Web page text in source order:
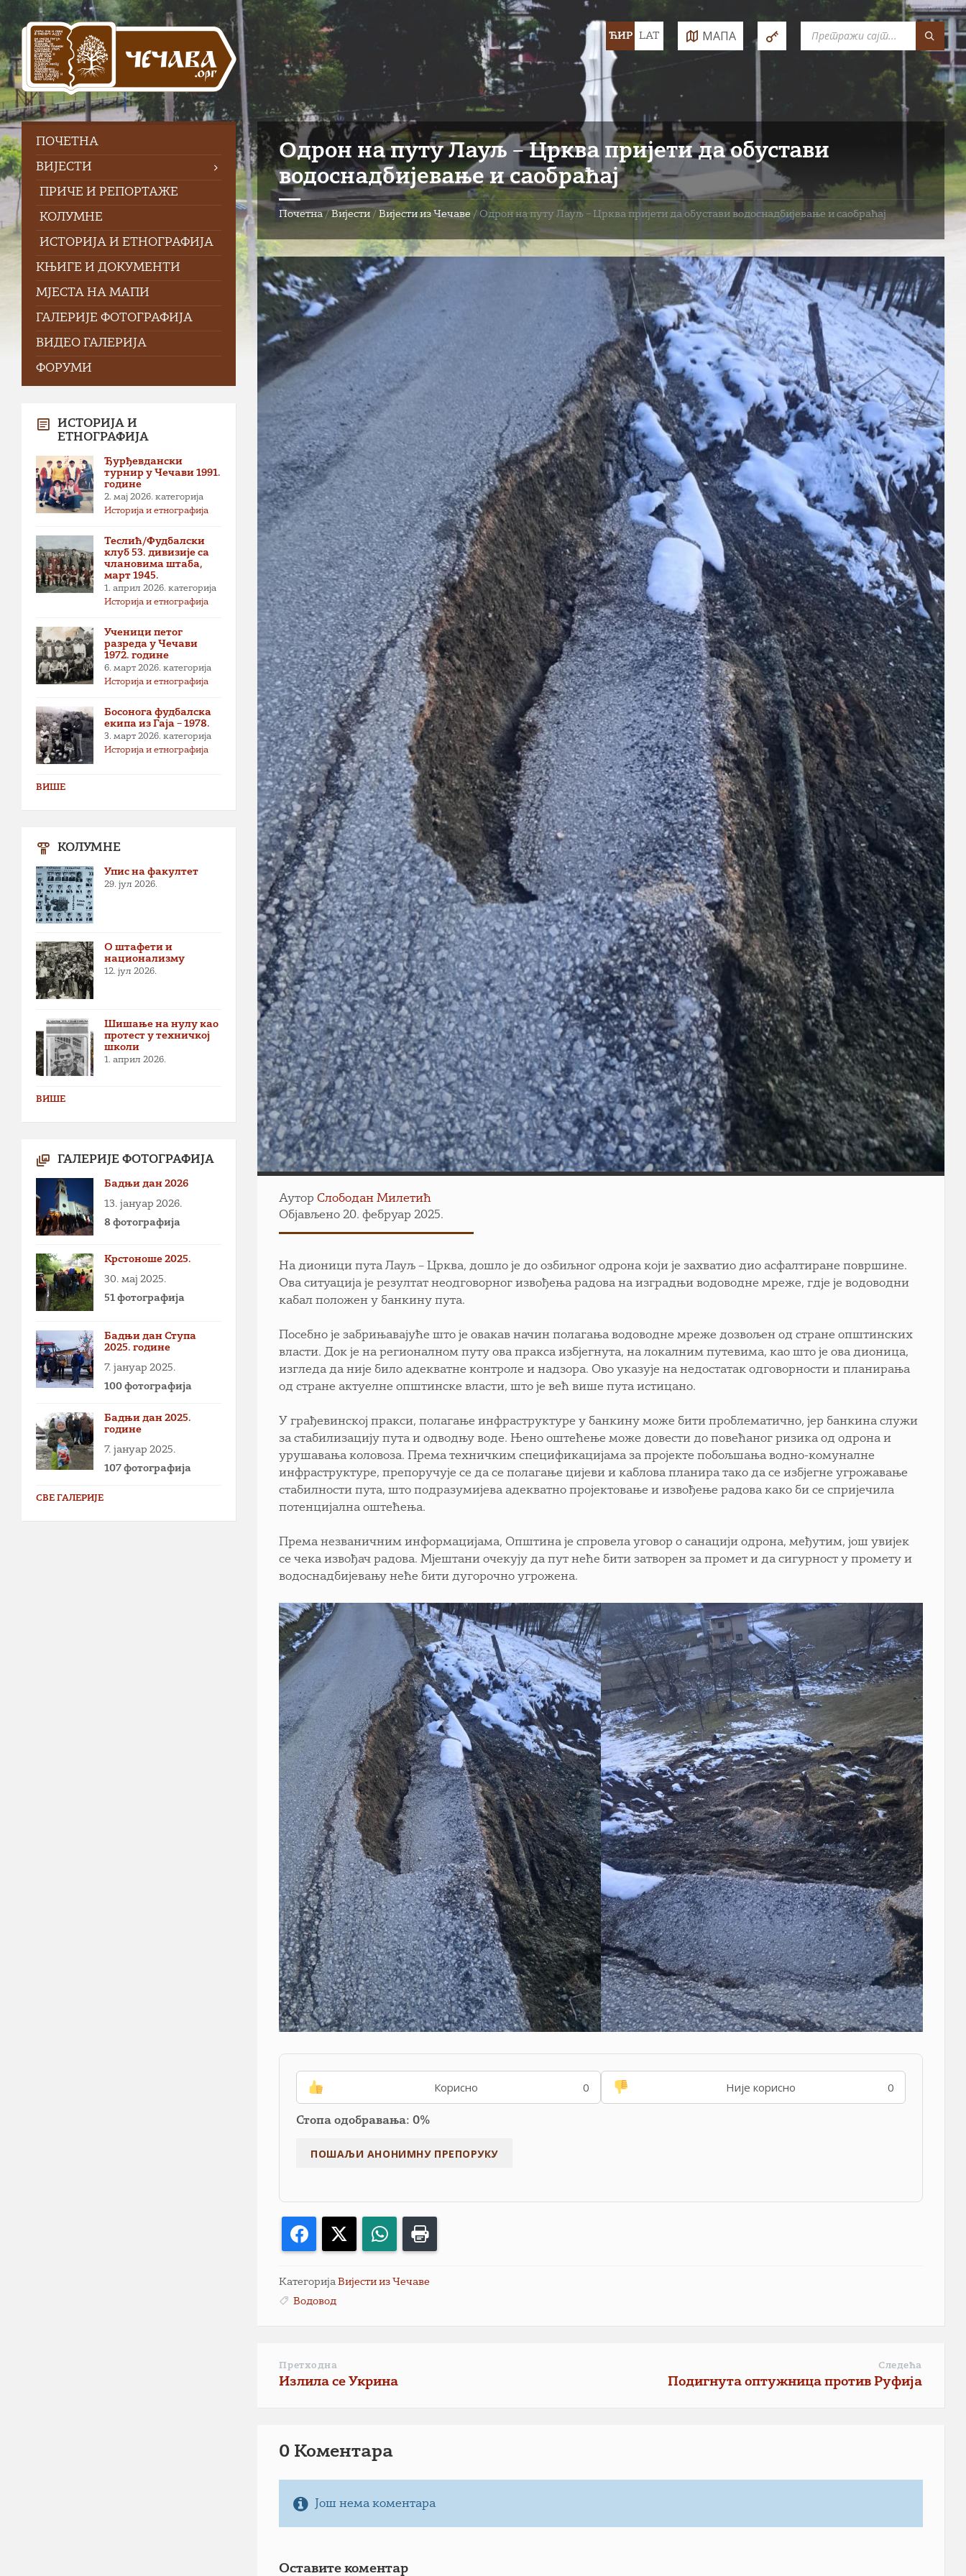
Skip
content
Skip
left
sidebar
Skip
footer
Choose
language:
ЋИР LAT МАПА
Одрон на путу Лауљ – Црква пријети да обустави
водоснадбијевање и саобраћај
Почетна/Вијести /Вијести из Чечаве /Одрон на путу Лауљ – Црква пријети да обустави водоснадбијевање и саобраћај
АуторСлободан Милетић
Објављено 20. фебруар 2025.
На дионици пута Лауљ – Црква, дошло је до озбиљног одрона који је захватио дио асфалтиране површине.
Ова ситуација је резултат неодговорног извођења радова на изградњи водоводне мреже, гдје је водоводни
кабал положен у банкину пута.
Посебно је забрињавајуће што је овакав начин полагања водоводне мреже дозвољен од стране општинских
власти. Док је на регионалном путу ова пракса избјегнута, на локалним путевима, као што је ова дионица,
изгледа да није било адекватне контроле и надзора. Ово указује на недостатак одговорности и планирања
од стране актуелне општинске власти, што је већ више пута истицано.
У грађевинској пракси, полагање инфраструктуре у банкину може бити проблематично, јер банкина служи
за стабилизацију пута и одводњу воде. Њено оштећење може довести до повећаног ризика од одрона и
урушавања коловоза. Према техничким спецификацијама за пројекте побољшања водно-комуналне
инфраструктуре, препоручује се да се полагање цијеви и каблова планира тако да се избјегне угрожавање
стабилности пута, што подразумијева адекватно пројектовање и извођење радова како би се спријечила
потенцијална оштећења.
Према незваничним информацијама, Општина је спровела уговор о санацији одрона, међутим, још увијек
се чека извођач радова. Мјештани очекују да пут неће бити затворен за промет и да сигурност у промету и
водоснадбијевању неће бити дугорочно угрожена.
Корисно 0 Није корисно 0
Стопа одобравања: 0%
Facebook WhatsApp
КатегоријаВијести из Чечаве
Водовод
Претходна
Излила се Укрина
Следећа
Подигнута оптужница против Руфија
0 Коментарa
Још нема коментара
Оставите коментар
ПOЧЕТНА
ВИЈЕСТИ
ПРИЧЕ И РЕПОРТАЖЕ
КОЛУМНЕ
ИСТОРИЈА И ЕТНОГРАФИЈА
КЊИГЕ И ДОКУМЕНТИ
МЈЕСТА НА МАПИ
ГАЛЕРИЈЕ ФОТОГРАФИЈА
ВИДЕО ГАЛЕРИЈА
ФОРУМИ
ИСТОРИЈА И
ЕТНОГРАФИЈА
Ђурђевдански
турнир у Чечави 1991.
године
2. мај 2026. категорија
Историја и етнографија
Теслић/Фудбалски
клуб 53. дивизије са
члановима штаба,
март 1945.
1. април 2026. категорија
Историја и етнографија
Ученици петог
разреда у Чечави
1972. године
6. март 2026. категорија
Историја и етнографија
Босонога фудбалска
екипа из Гаја – 1978.
3. март 2026. категорија
Историја и етнографија
ВИШЕ
КОЛУМНЕ
Упис на факултет
29. јул 2026.
О штафети и
национализму
12. јул 2026.
Шишање на нулу као
протест у техничкој
школи
1. април 2026.
ВИШЕ
ГАЛЕРИЈЕ ФОТОГРАФИЈА
Бадњи дан 2026
13. јануар 2026.
8 фотографија
Крстоноше 2025.
30. мај 2025.
51 фотографија
Бадњи дан Ступа
2025. године
7. јануар 2025.
100 фотографија
Бадњи дан 2025.
године
7. јануар 2025.
107 фотографија
СВЕ ГАЛЕРИЈЕ